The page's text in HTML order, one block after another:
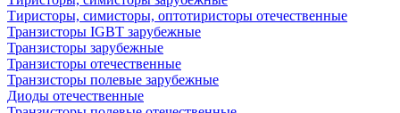
Тиристоры, симисторы, оптотиристоры отечественные
Транзисторы IGBT зарубежные
Транзисторы зарубежные
Транзисторы отечественные
Транзисторы полевые зарубежные
Диоды отечественные